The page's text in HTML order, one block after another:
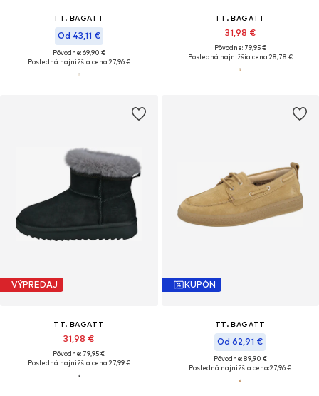
TT. BAGATT
Od 43,11 €
Pôvodne: 69,90 €
Posledná najnižšia cena:27,96 €
TT. BAGATT
31,98 €
Pôvodne: 79,95 €
Posledná najnižšia cena:28,78 €
VÝPREDAJ
TT. BAGATT
31,98 €
Pôvodne: 79,95 €
Posledná najnižšia cena:27,99 €
KUPÓN
TT. BAGATT
Od 62,91 €
Pôvodne: 89,90 €
Posledná najnižšia cena:27,96 €